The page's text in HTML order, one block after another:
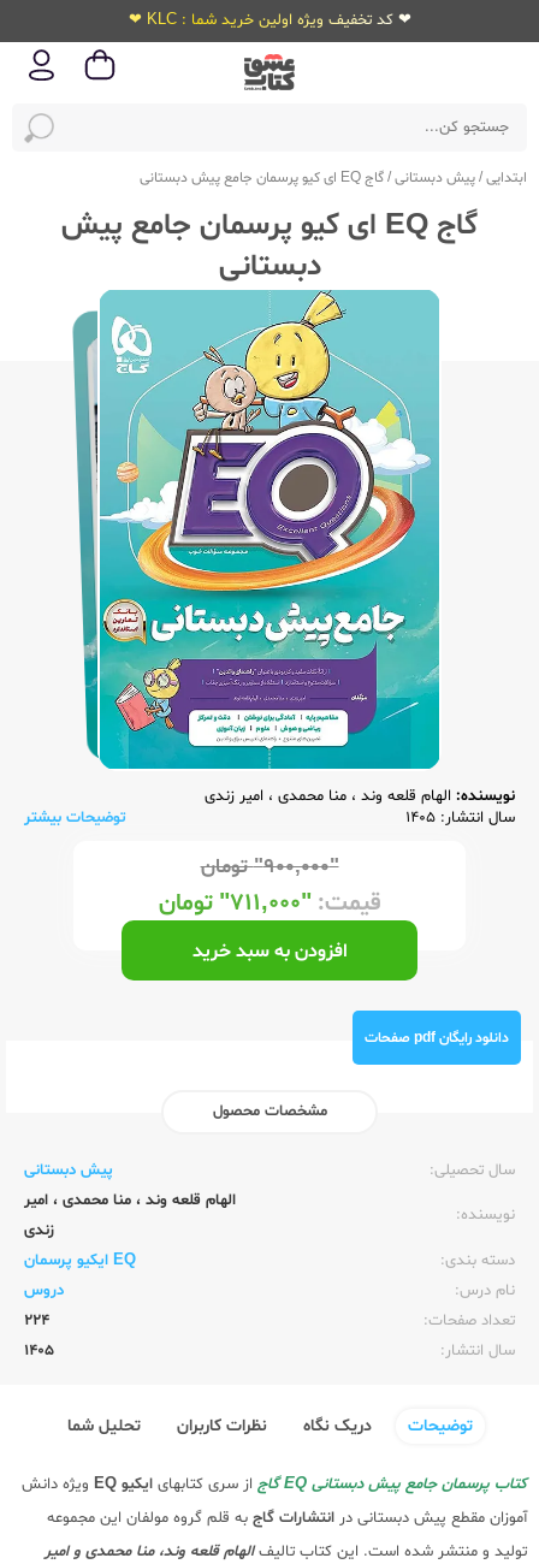
❤ کد تخفیف ویژه اولین خرید شما : KLC ❤
ابتدایی/پیش دبستانی/گاج EQ ای کیو پرسمان جامع پیش دبستانی
گاج EQ ای کیو پرسمان جامع پیش
دبستانی
نویسنده: الهام قلعه وند ، منا محمدی ، امیر زندی
سال انتشار: 1405
توضیحات بیشتر
"۹۰۰,۰۰۰" تومان
قیمت:"۷۱۱,۰۰۰" تومان
افزودن به سبد خرید
دانلود رایگان pdf صفحات
مشخصات محصول
سال تحصیلی:‌
پیش دبستانی
نویسنده:‌
الهام قلعه وند ، منا محمدی ، امیر
زندی
دسته بندی:
EQ ایکیو پرسمان
نام درس:
دروس
تعداد صفحات:‌
224
سال انتشار:‌
1405
توضیحات دریک نگاه نظرات کاربران تحلیل شما
کتاب پرسمان جامع پیش دبستانی EQ گاج از سری کتابهای ایکیو EQ
ویژه دانش
آموزان مقطع پیش دبستانی در انتشارات گاج به قلم گروه مولفان این مجموعه
تولید و منتشر شده است. این کتاب تالیفالهام قلعه وند، منا محمدی و امیر